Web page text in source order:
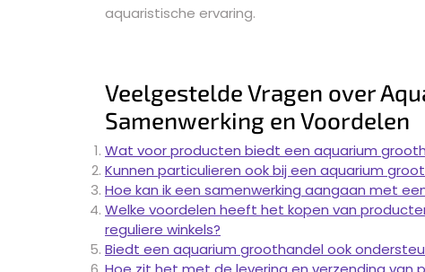
aquaristische ervaring.
Veelgestelde Vragen over
Samenwerking en Voordelen
Wat voor producten biedt een aquarium
Kunnen particulieren ook bij een aquarium
Hoe kan ik een samenwerking aangaan met
Welke voordelen heeft het kopen van
reguliere winkels?
Biedt een aquarium groothandel ook